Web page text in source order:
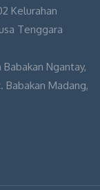
Kelurahan
Tenggara
Ngantay,
Babakan Madang,